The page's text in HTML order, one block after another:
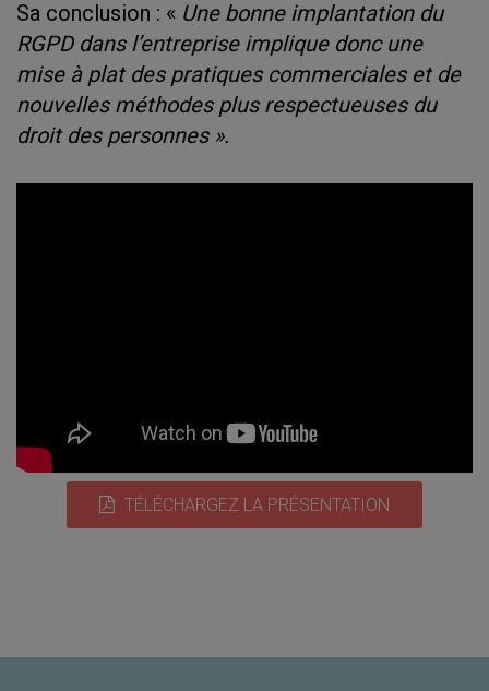
Sa conclusion : « Une bonne implantation du
RGPD dans l’entreprise implique donc une
mise à plat des pratiques commerciales et de
nouvelles méthodes plus respectueuses du
droit des personnes ».
TÉLÉCHARGEZ LA PRÉSENTATION